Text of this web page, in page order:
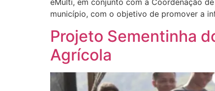
eMulti, em conjunto com a Coordenação
município, com o objetivo de promover a
Projeto Sementinha
Agrícola